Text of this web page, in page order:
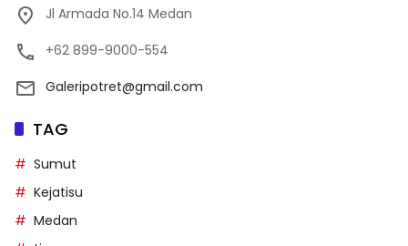
Jl Armada No.14 Medan
+62 899-9000-554
Galeripotret@gmail.com
TAG
Sumut
Kejatisu
Medan